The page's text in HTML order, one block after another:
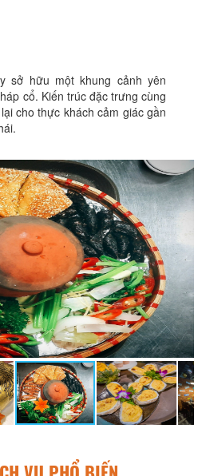
sở hữu một khung cảnh yên
cổ. Kiến trúc đặc trưng cùng
cho thực khách cảm giác gần